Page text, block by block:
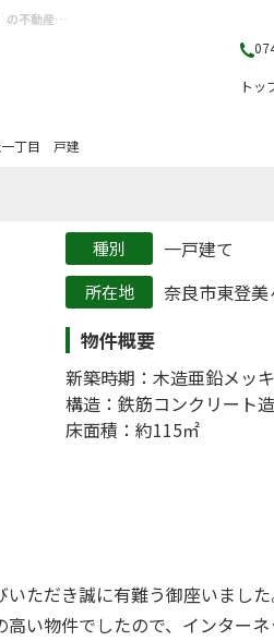
奈良市東登美ヶ丘一丁目 戸建の売却実績|奈良市東登美ヶ丘一丁目の一戸建て | 奈良県（奈良市・生駒市・大和郡山市）の不動産売却・購入のことなら株式会社丸山不動産販売
トッ
一丁目 戸建
一戸建て
奈良市東登美
物件概要
新築時期：木造亜鉛メッ
構造：鉄筋コンクリート
床面積：約115㎡
ただき誠に有難う御座いまし
い物件でしたので、インター